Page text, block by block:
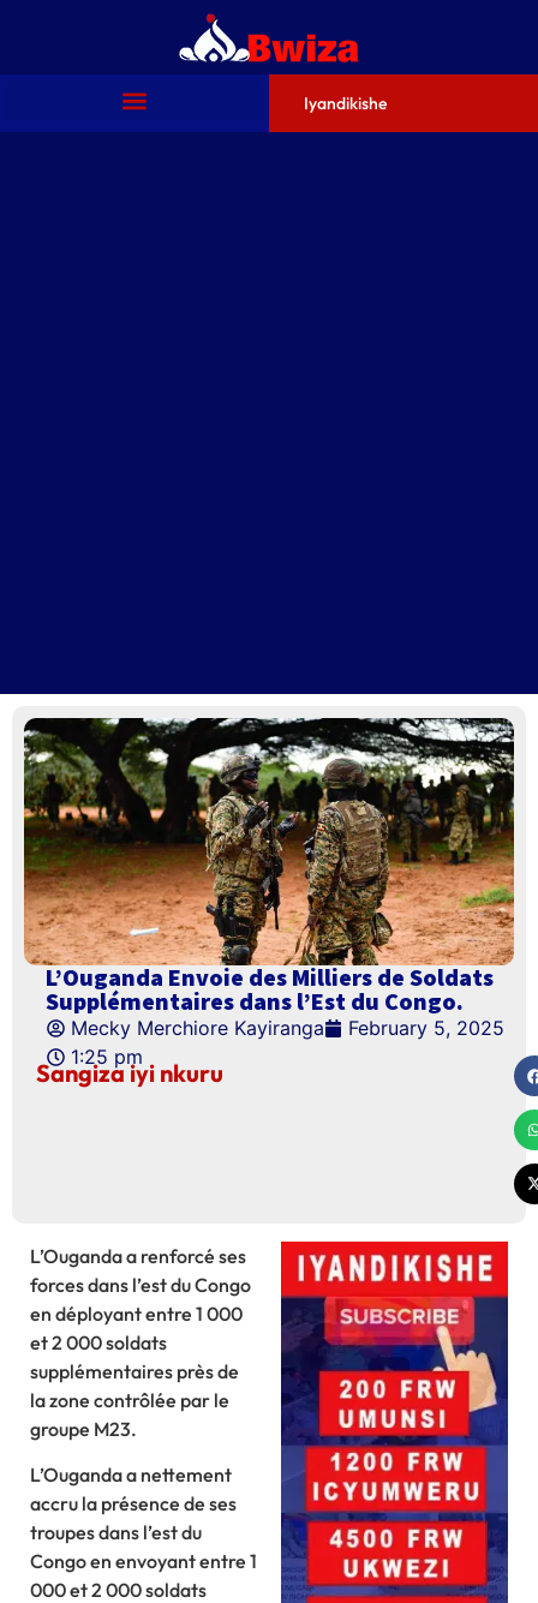
Iyandikishe
L’Ouganda Envoie des Milliers de Soldats
Supplémentaires dans l’Est du Congo.
Mecky Merchiore Kayiranga
February 5, 2025
1:25 pm
Sangiza iyi nkuru
L’Ouganda a renforcé ses
forces dans l’est du Congo
en déployant entre 1 000
et 2 000 soldats
supplémentaires près de
la zone contrôlée par le
groupe M23.
L’Ouganda a nettement
accru la présence de ses
troupes dans l’est du
Congo en envoyant entre 1
000 et 2 000 soldats